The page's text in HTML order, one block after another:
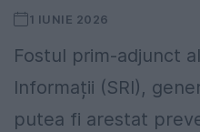
1 IUNIE 2026
Fostul prim-adjunct
Informații (SRI),
putea fi arestat